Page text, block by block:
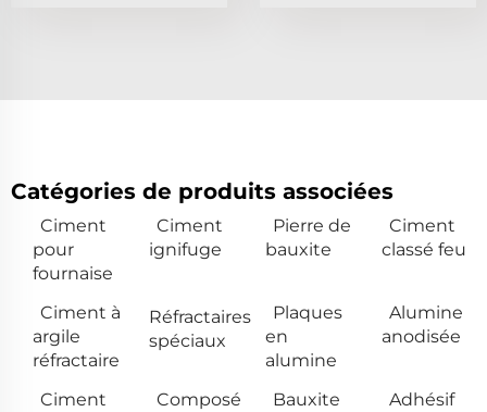
Catégories de produits associées
Ciment
pour
fournaise
Ciment
ignifuge
Pierre de
bauxite
Ciment
classé feu
Ciment à
argile
réfractaire
Réfractaires
spéciaux
Plaques
en
alumine
Alumine
anodisée
Ciment
Composé
Bauxite
Adhésif